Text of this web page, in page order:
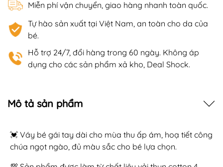
Miễn phí vận chuyển, giao hàng nhanh toàn quốc.
Tự hào sản xuất tại Việt Nam, an toàn cho da của
bé.
Hỗ trợ 24/7, đổi hàng trong 60 ngày. Không áp
dụng cho các sản phẩm xả kho, Deal Shock.
Mô tả sản phẩm
💓 Váy bé gái tay dài cho mùa thu ấp ám, hoạ tiết công
chúa ngọt ngào, đủ màu sắc cho bé lựa chọn.